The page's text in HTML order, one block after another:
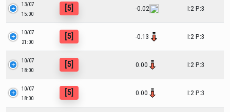
13/07
15:00
[5] -0.02 I:2 P:3
10/07
21:00
[5] -0.13 I:2 P:3
10/07
18:00
[5] 0.00 I:2 P:3
10/07
18:00
[5] 0.00 I:2 P:3